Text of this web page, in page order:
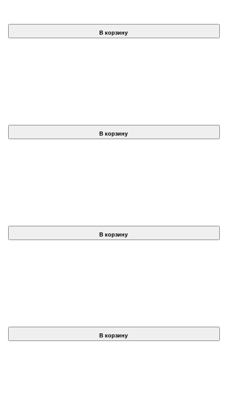
В корзину
В корзину
В корзину
В корзину